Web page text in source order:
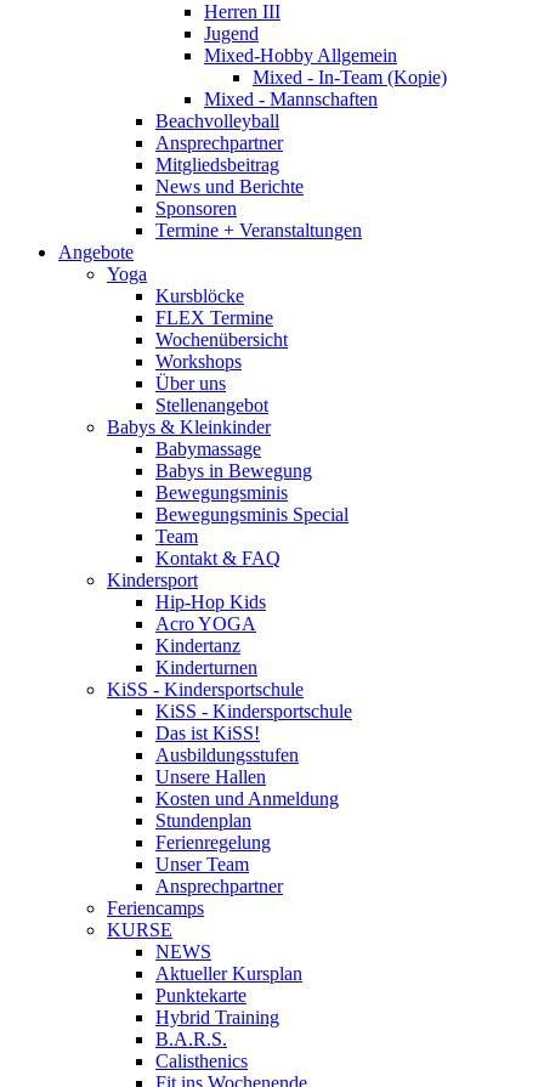
Herren III
Jugend
Mixed-Hobby Allgemein
Mixed - In-Team (Kopie)
Mixed - Mannschaften
Beachvolleyball
Ansprechpartner
Mitgliedsbeitrag
News und Berichte
Sponsoren
Termine + Veranstaltungen
Angebote
Yoga
Kursblöcke
FLEX Termine
Wochenübersicht
Workshops
Über uns
Stellenangebot
Babys & Kleinkinder
Babymassage
Babys in Bewegung
Bewegungsminis
Bewegungsminis Special
Team
Kontakt & FAQ
Kindersport
Hip-Hop Kids
Acro YOGA
Kindertanz
Kinderturnen
KiSS - Kindersportschule
KiSS - Kindersportschule
Das ist KiSS!
Ausbildungsstufen
Unsere Hallen
Kosten und Anmeldung
Stundenplan
Ferienregelung
Unser Team
Ansprechpartner
Feriencamps
KURSE
NEWS
Aktueller Kursplan
Punktekarte
Hybrid Training
B.A.R.S.
Calisthenics
Fit ins Wochenende